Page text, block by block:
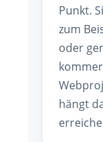
Punkt.
zum
oder
hängt